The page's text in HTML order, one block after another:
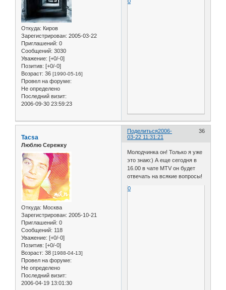
Откуда: Киров
Зарегистрирован: 2005-03-22
Приглашений: 0
Сообщений: 3030
Уважение: [+0/-0]
Позитив: [+0/-0]
Возраст: 36 [1990-05-16]
Провел на форуме:
Не определено
Последний визит:
2006-09-30 23:59:23
0
Поделиться 36
2006-
03-22 11:31:21
Tacsa
Люблю Сережку
Откуда: Москва
Зарегистрирован: 2005-10-21
Приглашений: 0
Сообщений: 118
Уважение: [+0/-0]
Позитив: [+0/-0]
Возраст: 38 [1988-04-13]
Провел на форуме:
Не определено
Последний визит:
2006-04-19 13:01:30
Молодчинка он! Только я уже
это знаю:) А еще сегодня в
16.00 в чате MTV он будет
отвечать на всякие вопросы!
0